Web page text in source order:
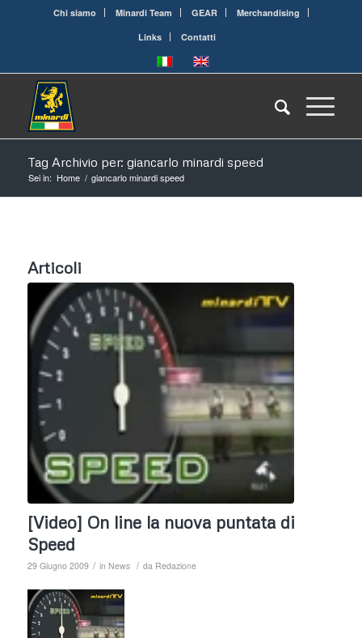
Chi siamo Minardi Team GEAR
Merchandising
Links
Contatti
Tag Archivio per: giancarlo minardi speed
Sei in: Home / giancarlo minardi speed
Articoli
[Video] On line la nuova puntata di
Speed
29 Giugno 2009 / in News / da Redazione